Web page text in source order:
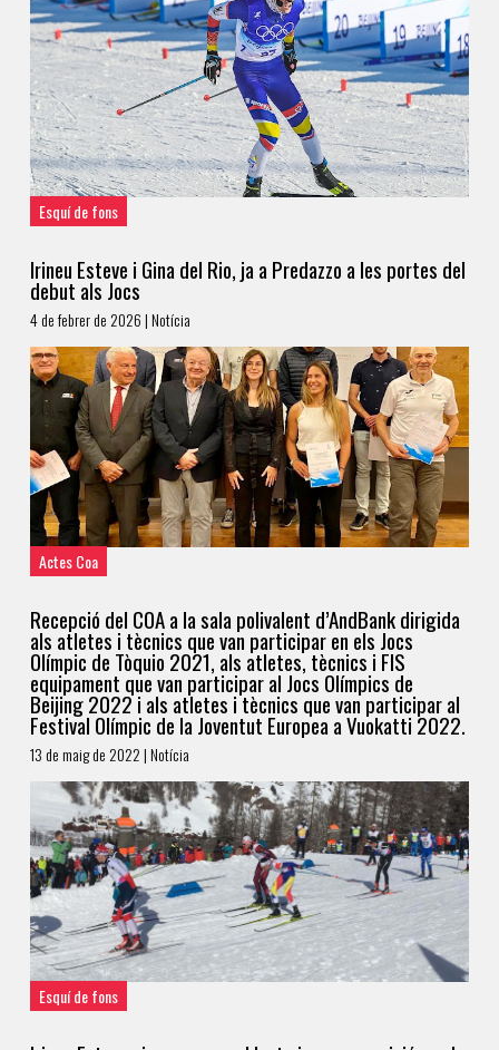
Esquí de fons
Irineu Esteve i Gina del Rio, ja a Predazzo a les portes del
debut als Jocs
4 de febrer de 2026 | Notícia
Actes Coa
Recepció del COA a la sala polivalent d’AndBank dirigida
als atletes i tècnics que van participar en els Jocs
Olímpic de Tòquio 2021, als atletes, tècnics i FIS
equipament que van participar al Jocs Olímpics de
Beijing 2022 i als atletes i tècnics que van participar al
Festival Olímpic de la Joventut Europea a Vuokatti 2022.
13 de maig de 2022 | Notícia
Esquí de fons